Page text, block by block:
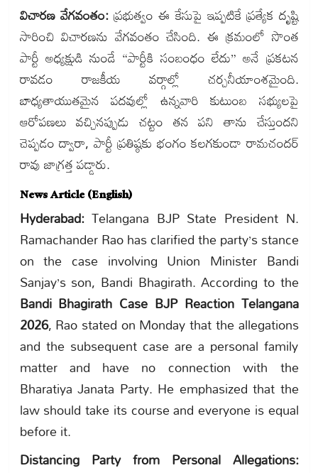
విచారణ వేగవంతం:ప్రభుత్వం ఈ కేసుపై ఇప్పటికే ప్రత్యేక దృష్టి
సారించి విచారణను వేగవంతం చేసింది. ఈ క్రమంలో సొంత
పార్టీ అధ్యక్షుడి నుండే “పార్టీకి సంబంధం లేదు” అనే ప్రకటన
రావడం రాజకీయ వర్గాల్లో చర్చనీయాంశమైంది.
బాధ్యతాయుతమైన పదవుల్లో ఉన్నవారి కుటుంబ సభ్యులపై
ఆరోపణలు వచ్చినప్పుడు చట్టం తన పని తాను చేస్తుందని
చెప్పడం ద్వారా, పార్టీ ప్రతిష్ఠకు భంగం కలగకుండా రామచందర్
రావు జాగ్రత్త పడ్డారు.
News Article (English)
Hyderabad:Telangana BJP State President N.
Ramachander Rao has clarified the party’s stance
on the case involving Union Minister Bandi
Sanjay’s son, Bandi Bhagirath. According to the
Bandi Bhagirath Case BJP Reaction Telangana
2026, Rao stated on Monday that the allegations
and the subsequent case are a personal family
matter and have no connection with the
Bharatiya Janata Party. He emphasized that the
law should take its course and everyone is equal
before it.
Distancing Party from Personal Allegations: